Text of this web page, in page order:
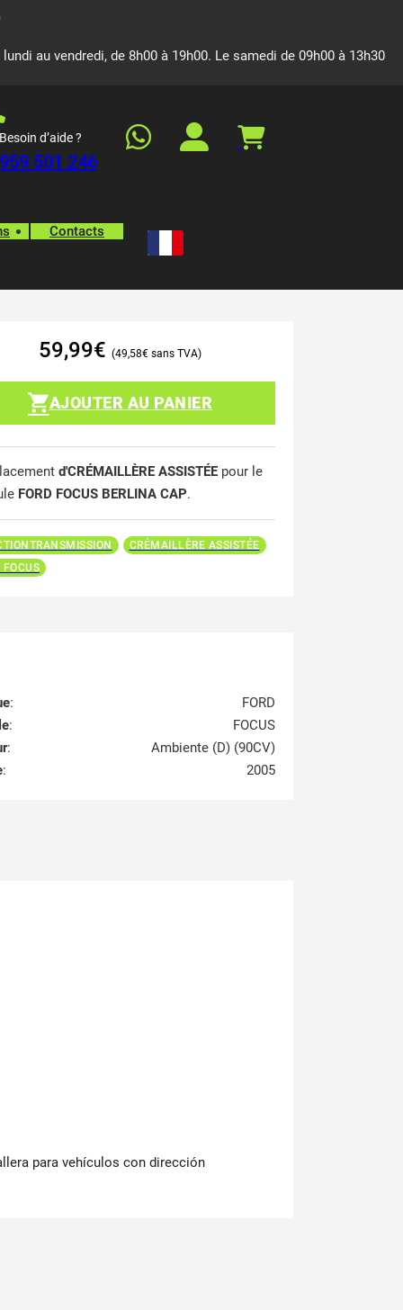
lundi au vendredi, de 8h00 à 19h00. Le samedi de 09h00 à 13h30
Besoin d’aide ?
959 501 246
Contacts
59,99€ 49,58€
AJOUTER AU PANIER
d'CRÉMAILLÈRE ASSISTÉE pour le
FORD FOCUS BERLINA CAP.
CRÉMAILLÈRE ASSISTÉE
FOCUS
:
FORD
:
FOCUS
:
Ambiente (D) (90CV)
: 2005
para vehículos con dirección